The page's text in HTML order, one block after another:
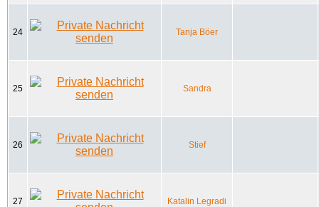
24 Tanja Böer
25 Sandra
26 Stief
27 Katalin Legradi